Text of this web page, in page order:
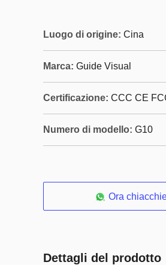
Luogo di origine: Cina
Marca: Guide Visual
Certificazione: CCC CE
Numero di modello: G10
Ora
Dettagli del prodotto